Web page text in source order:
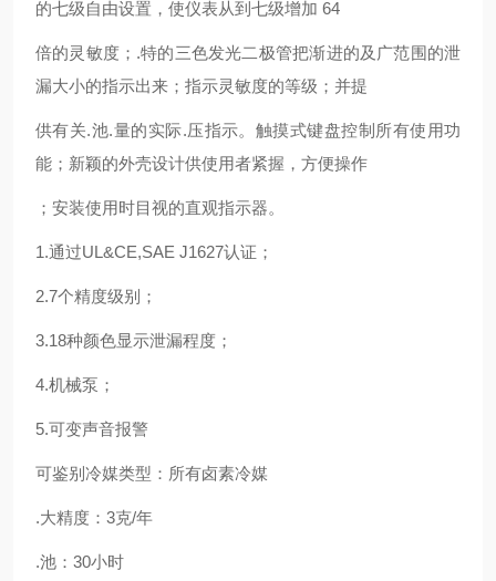
的七级自由设置，使仪表从到七级增加 64
倍的灵敏度；.特的三色发光二极管把渐进的及广范围的泄
漏大小的指示出来；指示灵敏度的等级；并提
供有关.池.量的实际.压指示。触摸式键盘控制所有使用功
能；新颖的外壳设计供使用者紧握，方便操作
；安装使用时目视的直观指示器。
1.通过UL&CE,SAE J1627认证；
2.7个精度级别；
3.18种颜色显示泄漏程度；
4.机械泵；
5.可变声音报警
可鉴别冷媒类型：所有卤素冷媒
.大精度：3克/年
.池：30小时